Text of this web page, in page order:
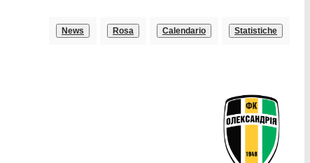
News Rosa Calendario Statistiche